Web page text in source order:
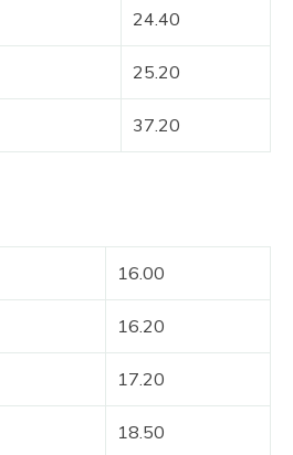
24.40
25.20
37.20
16.00
16.20
17.20
18.50